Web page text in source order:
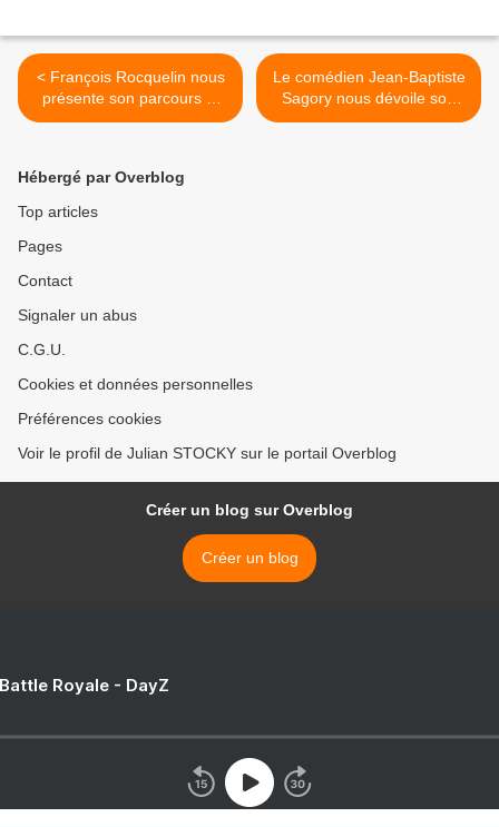
< François Rocquelin nous
présente son parcours et
ses projets !
Le comédien Jean-Baptiste
Sagory nous dévoile son
actualité et ses projets ! >
Hébergé par Overblog
Top articles
Pages
Contact
Signaler un abus
C.G.U.
Cookies et données personnelles
Préférences cookies
Voir le profil de Julian STOCKY sur le portail Overblog
Créer un blog sur Overblog
Créer un blog
Royale - DayZ